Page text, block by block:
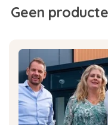
Geen